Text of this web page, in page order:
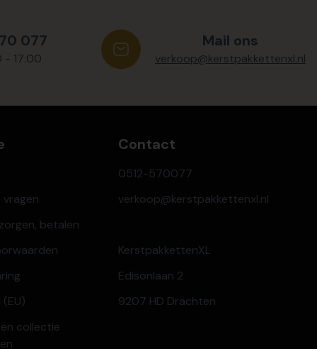
077
- 17:00
Mail ons
verkoop@kerstpakkettenxl.nl
vragen
betalen
collectie
Contact
0512-570077
verkoop@kerstpakkettenxl.nl
KerstpakkettenXL
Edisonlaan 2
9207 HD Drachten